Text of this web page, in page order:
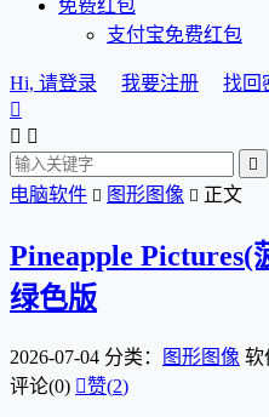
免费红包
支付宝免费红包
Hi, 请登录 我要注册
找回

 

电脑软件  图形图像  正文
Pineapple Pictures(
绿色版
2026-07-04 分类： 图形图像 软
评论(0) 赞(2)